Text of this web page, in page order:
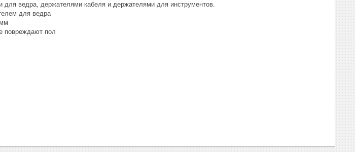
для ведра, держателями кабеля и держателями для инструментов.
для ведра
повреждают пол